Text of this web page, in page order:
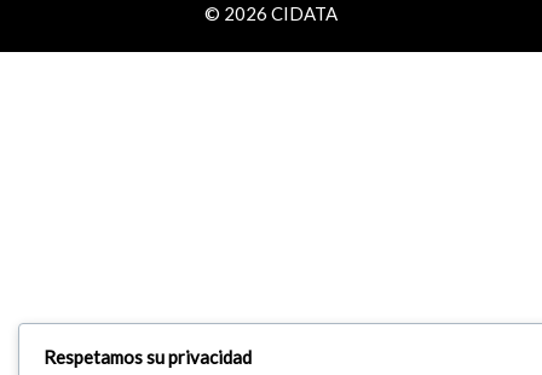
© 2026 CIDATA
Respetamos su privacidad